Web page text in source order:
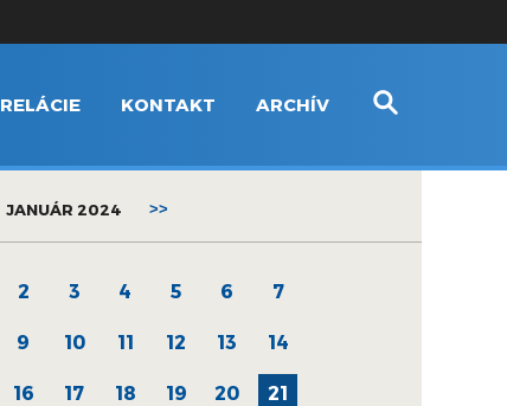
RELÁCIE KONTAKT ARCHÍV
JANUÁR 2024 >>
2 3 4 5 6 7
9 10 11 12 13 14
16 17 18 19 20 21